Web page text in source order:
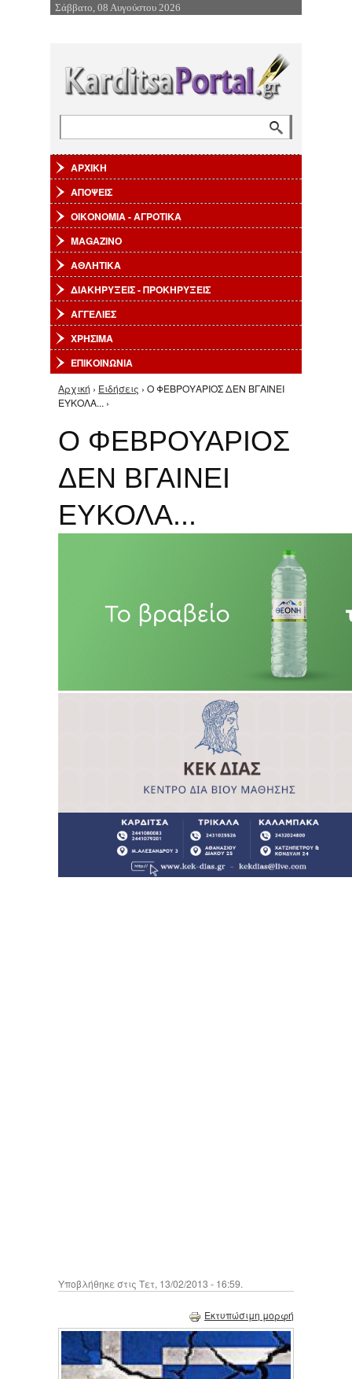
Επιστροφή στην Πλοήγηση
Σάββατο, 08 Αυγούστου 2026
ΑΡΧΙΚΗ
ΑΠΟΨΕΙΣ
ΟΙΚΟΝΟΜΙΑ - ΑΓΡΟΤΙΚΑ
MAGAZINO
ΑΘΛΗΤΙΚΑ
ΔΙΑΚΗΡΥΞΕΙΣ - ΠΡΟΚΗΡΥΞΕΙΣ
ΑΓΓΕΛΙΕΣ
ΧΡΗΣΙΜΑ
ΕΠΙΚΟΙΝΩΝΙΑ
Είστε εδώ
Αρχική › Ειδήσεις › Ο ΦΕΒΡΟΥΑΡΙΟΣ ΔΕΝ ΒΓΑΙΝΕΙ
ΕΥΚΟΛΑ... ›
Ο ΦΕΒΡΟΥΑΡΙΟΣ
ΔΕΝ ΒΓΑΙΝΕΙ
ΕΥΚΟΛΑ...
Υποβλήθηκε στις Τετ, 13/02/2013 - 16:59.
Εκτυπώσιμη μορφή